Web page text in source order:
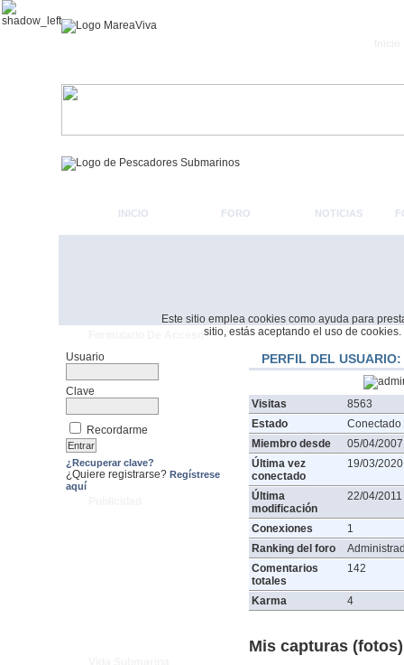
Este sitio emplea cookies como ayuda para
sitio, estás aceptando el uso de cookies.
INICIO FORO NOTICIAS
Usuario
Clave
Recordarme
¿Recuperar clave?
¿Quiere registrarse? Regístrese
aquí
PERFIL DEL USUARIO:
Visitas
8563
Estado
Conectado
Miembro desde
05/04/
Última vez
conectado
19/03/
Última
modificación
22/04/
Conexiones
1
Ranking del foro
Comentarios
totales
142
Karma 4
Mis capturas (fotos)